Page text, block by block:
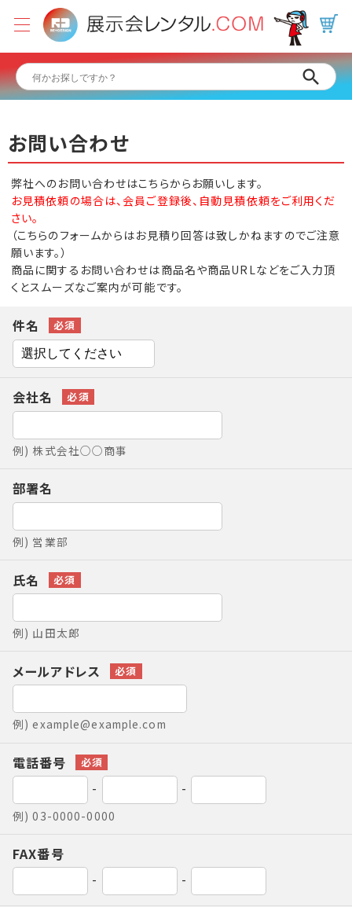
お問い合わせ
弊社へのお問い合わせはこちらからお願いします。
お見積依頼の場合は、会員ご登録後、自動見積依頼をご利用くだ
さい。
（こちらのフォームからはお見積り回答は致しかねますのでご注意
願います。）
商品に関するお問い合わせは商品名や商品URLなどをご入力頂
くとスムーズなご案内が可能です。
件名
会社名
例) 株式会社○○商事
部署名
例) 営業部
氏名
例) 山田太郎
メールアドレス
例) example@example.com
電話番号
-
-
例) 03-0000-0000
FAX番号
-
-